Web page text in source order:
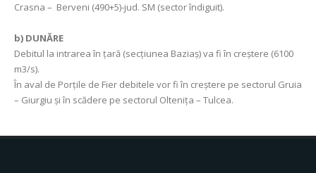
Crasna – Berveni (490+5)-jud. SM (sector îndiguit).
b) DUNĂRE
Debitul la intrarea în ţară (secţiunea Baziaş) va fi în creştere (6100
m3/s).
În aval de Porţile de Fier debitele vor fi în creștere pe sectorul Gruia
– Giurgiu și în scădere pe sectorul Oltenița – Tulcea.